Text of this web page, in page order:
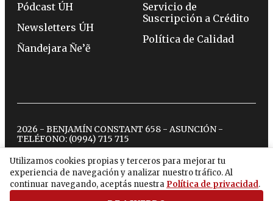
Utilizamos cookies propias y terceros para mejorar tu
experiencia de navegación y analizar nuestro tráfico. Al
continuar navegando, aceptás nuestra Política de privacidad.
Pódcast ÚH
Newsletters ÚH
Ñandejara Ñe’ẽ
Servicio de
Suscripción a Crédito
Política de Calidad
2026 - BENJAMÍN CONSTANT 658 - ASUNCIÓN -
TELÉFONO: (0994) 715 715
twitterinstagram
facebook
tiktokyoutubespotify